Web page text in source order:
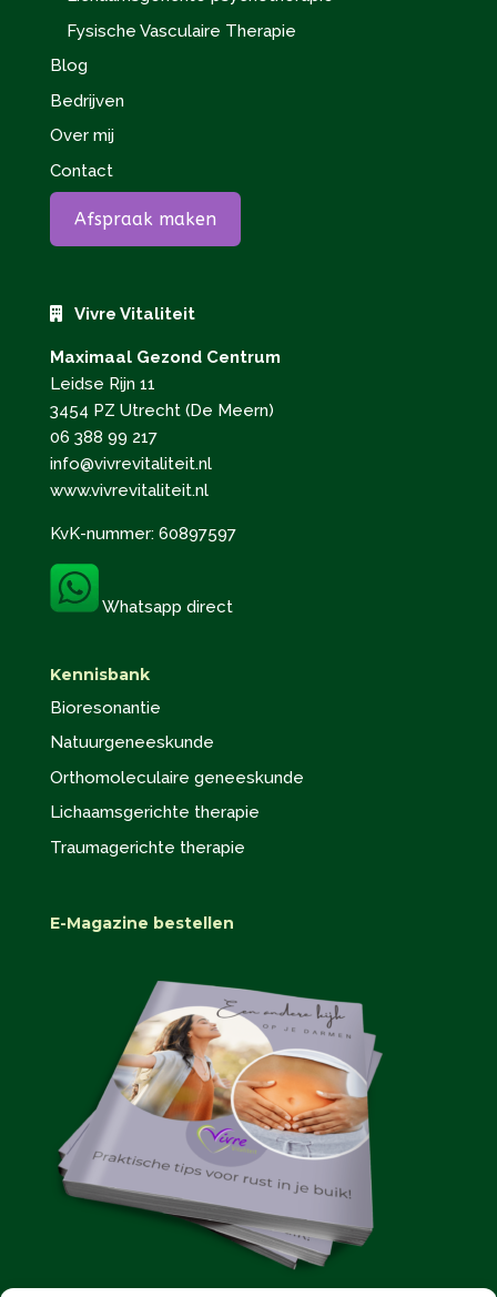
Fysische Vasculaire Therapie
Blog
Bedrijven
Over mij
Contact
Afspraak maken
Vivre Vitaliteit
Maximaal Gezond Centrum
Leidse Rijn 11
3454 PZ Utrecht (De Meern)
06 388 99 217
info@vivrevitaliteit.nl
www.vivrevitaliteit.nl
KvK-nummer: 60897597
Whatsapp direct
Kennisbank
Bioresonantie
Natuurgeneeskunde
Orthomoleculaire geneeskunde
Lichaamsgerichte therapie
Traumagerichte therapie
E-Magazine bestellen